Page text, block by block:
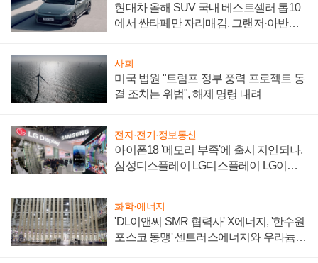
현대차 올해 SUV 국내 베스트셀러 톱10
에서 싼타페만 자리매김, 그랜저·아반떼
사회
미국 법원 "트럼프 정부 풍력 프로젝트 동
결 조치는 위법", 해제 명령 내려
전자·전기·정보통신
아이폰18 '메모리 부족'에 출시 지연되나,
삼성디스플레이 LG디스플레이 LG이노
화학·에너지
'DL이앤씨 SMR 협력사' X에너지, '한수원
포스코 동맹' 센트러스에너지와 우라늄